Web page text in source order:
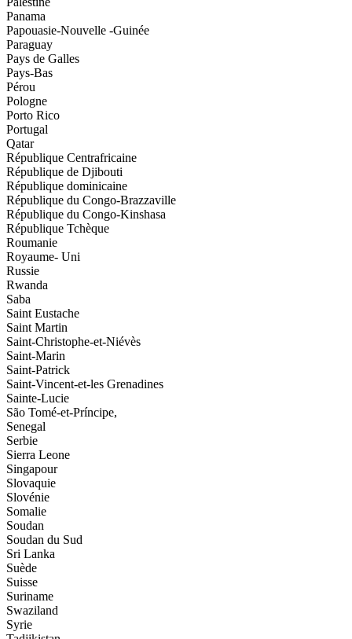
Panama
Papouasie-Nouvelle -Guinée
Paraguay
Pays de Galles
Pays-Bas
Pérou
Pologne
Porto Rico
Portugal
Qatar
République Centrafricaine
République de Djibouti
République dominicaine
République du Congo-Brazzaville
République du Congo-Kinshasa
République Tchèque
Roumanie
Royaume- Uni
Russie
Rwanda
Saba
Saint Eustache
Saint Martin
Saint-Christophe-et-Niévès
Saint-Marin
Saint-Patrick
Saint-Vincent-et-les Grenadines
Sainte-Lucie
São Tomé-et-Príncipe,
Senegal
Serbie
Sierra Leone
Singapour
Slovaquie
Slovénie
Somalie
Soudan
Soudan du Sud
Sri Lanka
Suède
Suisse
Suriname
Swaziland
Syrie